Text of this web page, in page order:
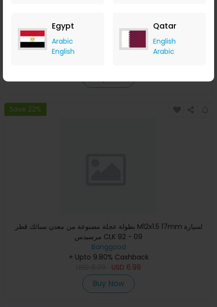
Egypt
Arabic
English
Qatar
English
Arabic
230x90x0.5سم رغوة إيفا رمادية لتزييف ارضية قارب من الشوطة
+ Upto 9.80% Cashback
Save 22%
بطولة عجلة مصنوعة من معدن سبائك قطر M12x1.5 17mm لسيارة
مرسيدس CLK 92 - 09
Banggood
+ Upto 9.80% Cashback
USD 6.99
Buy Now